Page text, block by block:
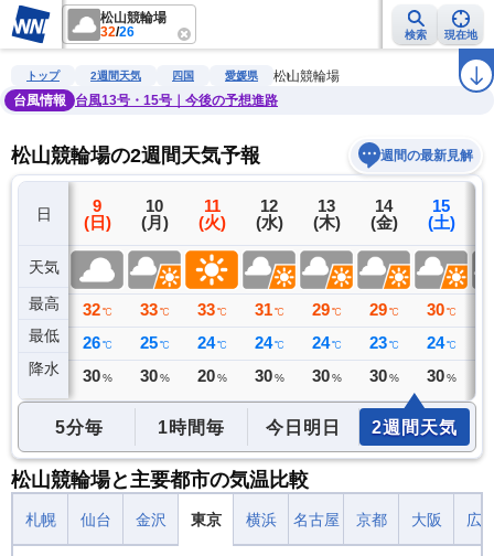
松山競輪場
32/26 検索 現在地
雨雲レーダー 台風情報 地震情報 警報・注意報 ラ
トップ 2週間天気 四国 愛媛県
松山競輪場
台風情報
台風13号・15号｜今後の予想進路
松山競輪場の2週間天気予報 週間の最新見解
日
天気
最高
最低
降水
8
(土)
34 ℃
27 ℃
0 ミリ
9
(日)
32 ℃
26 ℃
30 %
10
(月)
33 ℃
25 ℃
30 %
11
(火)
33 ℃
24 ℃
20 %
12
(水)
31 ℃
24 ℃
30 %
13
(木)
29 ℃
24 ℃
30 %
14
(金)
29 ℃
23 ℃
30 %
15
(土)
30 ℃
24 ℃
30 %
5分毎 1時間毎 今日明日 2週間天気
松山競輪場と主要都市の気温比較
札幌 仙台 金沢 東京 横浜 名古屋 京都 大阪 広